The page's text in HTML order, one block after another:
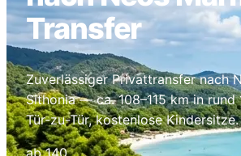
Transfer
Zuverlässiger Privattransfer nach
Sithonia — ca. 108–115 km in rund
Tür-zu-Tür, kostenlose Kindersitze.
ab 140